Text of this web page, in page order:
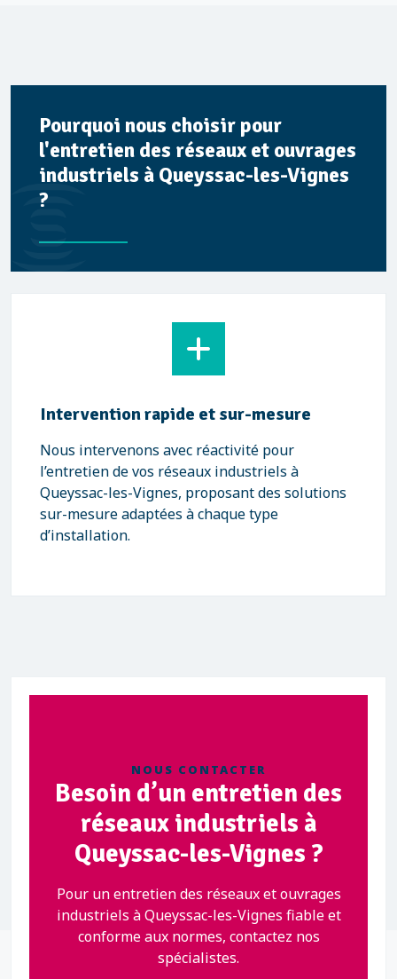
Pourquoi nous choisir pour
l'entretien des réseaux et ouvrages
industriels à Queyssac-les-Vignes
?
Équipements de pointe pour une
Nous utilisons des équipements modernes à
Queyssac-les-Vignes (caméras, pompes haute
pression) assurant un entretien de qualité,
minimisant les interruptions de production.
NOUS CONTACTER
Besoin d’un entretien des
réseaux industriels à
Queyssac-les-Vignes ?
Pour un entretien des réseaux et ouvrages
industriels à Queyssac-les-Vignes fiable et
conforme aux normes, contactez nos
spécialistes.